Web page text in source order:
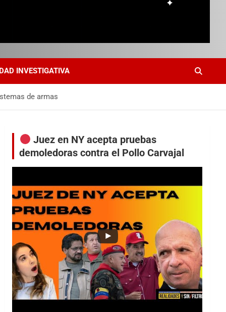
INVESTIGATIVA
de armas
Juez en NY acepta pruebas
demoledoras contra el Pollo Carvajal